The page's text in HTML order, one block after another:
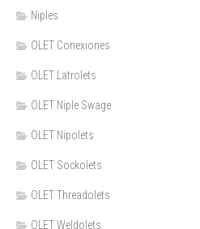
Niples
OLET Conexiones
OLET Latrolets
OLET Niple Swage
OLET Nipolets
OLET Sockolets
OLET Threadolets
OLET Weldolets